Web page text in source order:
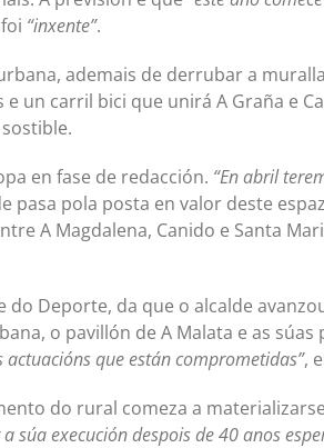
“inxente”.
ademais de derrubar a
un carril bici que unirá A Graña e
en fase de redacción. “En abril
pola posta en valor deste
A Magdalena, Canido e Santa
Deporte, da que o alcalde
o pavillón de A Malata e as
que están comprometidas”,
do rural comeza a
súa execución despois de 40 anos